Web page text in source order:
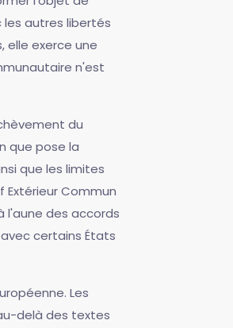
autres libertés
elle exerce une
n'est
du
que pose la
que les limites
Commun
l'aune des accords
certains États
Les
delà des textes